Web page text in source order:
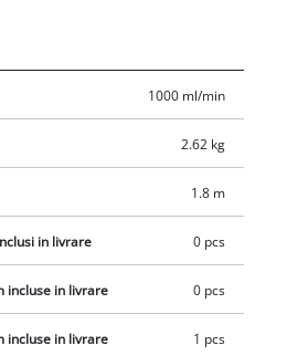
rotita de reglaj. Debitul de aer
jetului de vopsea, iar prin capul
in vertical, orizontal sau
aparatul este usor de manevrat.
impotriva lichidelor, murdariei si
pliabil. Pentru o curatare
poate fi indepartat complet. De
o perie de curatare si instrument
accesoriile livrate se numara
vascozitati diferite si recipient
1000 ml/min
2.62 kg
1.8 m
in livrare 0 pcs
incluse in livrare 0 pcs
incluse in livrare 1 pcs